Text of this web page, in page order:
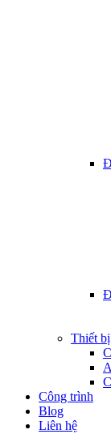
Thiết
Công trình
Blog
Liên hệ